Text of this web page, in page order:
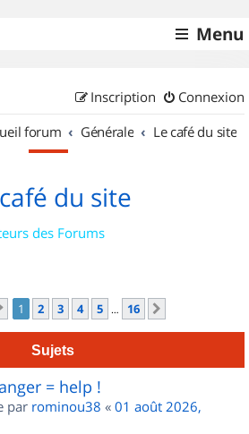
Menu
Connexion
Inscription
forum Générale Le café du site
du site
des Forums
Page 1sur
1 2 3 4 5 … 16
Sujets
= help !
par rominou38 « 01 août 2026,